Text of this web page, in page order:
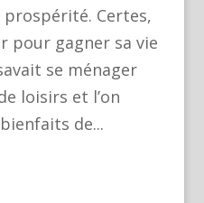
Certes,
pour gagner sa vie
se ménager
loisirs et l’on
de...